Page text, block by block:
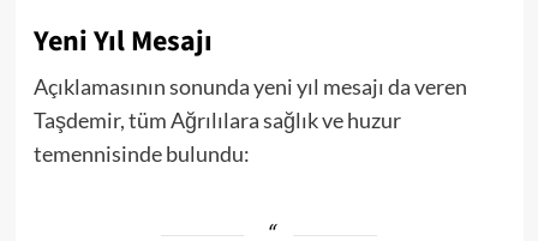
Yeni Yıl Mesajı
Açıklamasının sonunda yeni yıl mesajı da veren
Taşdemir, tüm Ağrılılara sağlık ve huzur
temennisinde bulundu: